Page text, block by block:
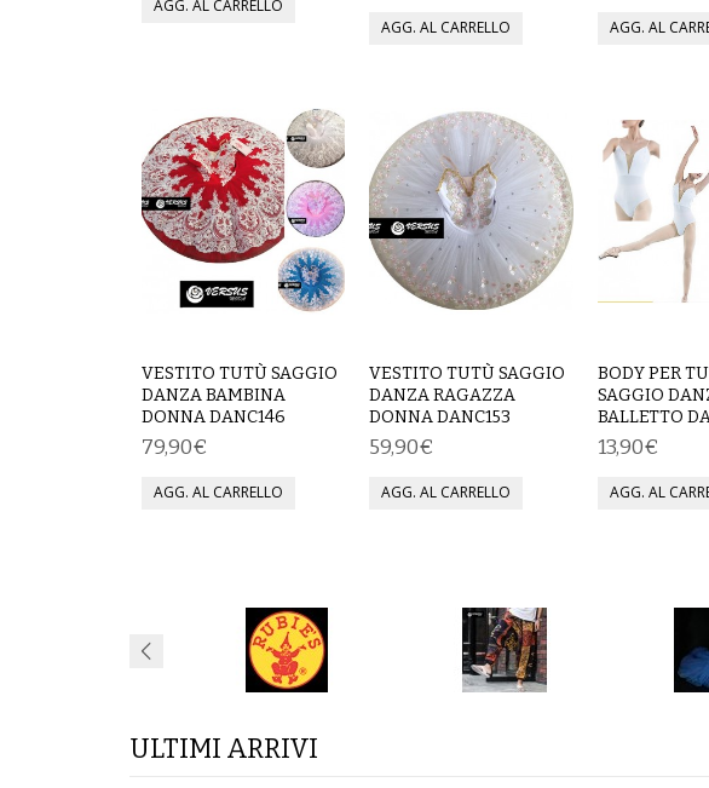
VESTITO TUTÙ SAGGIO
DANZA BAMBINA
DONNA DANC146
79,90€
VESTITO TUTÙ SAGGIO
DANZA RAGAZZA
DONNA DANC153
59,90€
BODY PER
SAGGIO
BALLETTO
13,90€
ULTIMI ARRIVI